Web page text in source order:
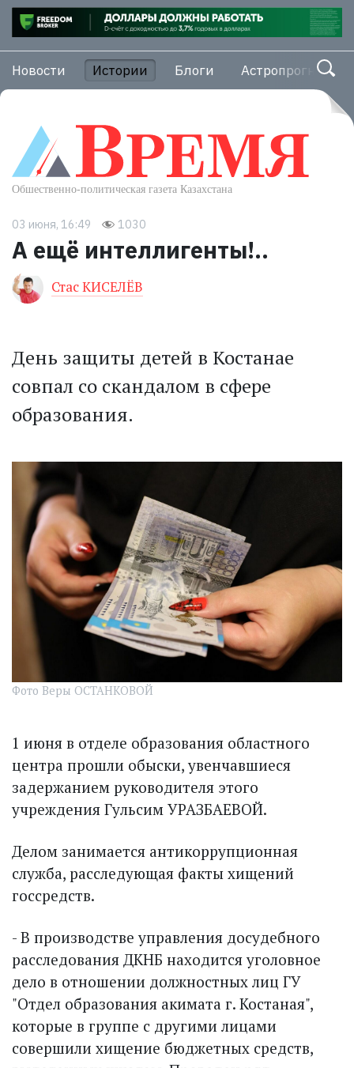
Новости Истории Блоги Астропрогноз
03 июня, 16:49 1030
А ещё интеллигенты!..
Стас КИСЕЛЁВ
День защиты детей в Костанае
совпал со скандалом в сфере
образования.
Фото Веры ОСТАНКОВОЙ
1 июня в отделе образования областного
центра прошли обыски, увенчавшиеся
задержанием руководителя этого
учреждения Гульсим УРАЗБАЕВОЙ.
Делом занимается антикоррупционная
служба, расследующая факты хищений
госсредств.
- В производстве управления досудебного
расследования ДКНБ находится уголовное
дело в отношении должностных лиц ГУ
"Отдел образования акимата г. Костаная",
которые в группе с другими лицами
совершили хищение бюджетных средств,